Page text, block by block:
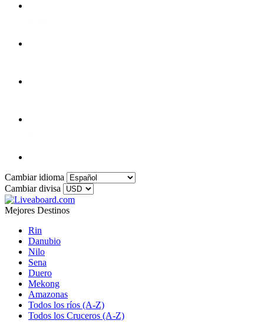
Cambiar idioma
Cambiar divisa
Mejores Destinos
Rin
Danubio
Nilo
Sena
Duero
Mekong
Amazonas
Todos los ríos (A-Z)
Todos los Cruceros (A-Z)